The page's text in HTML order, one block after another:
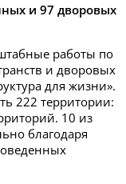
и 97 дворовых
работы по
и дворовых
для жизни».
222 территории:
10 из
благодаря